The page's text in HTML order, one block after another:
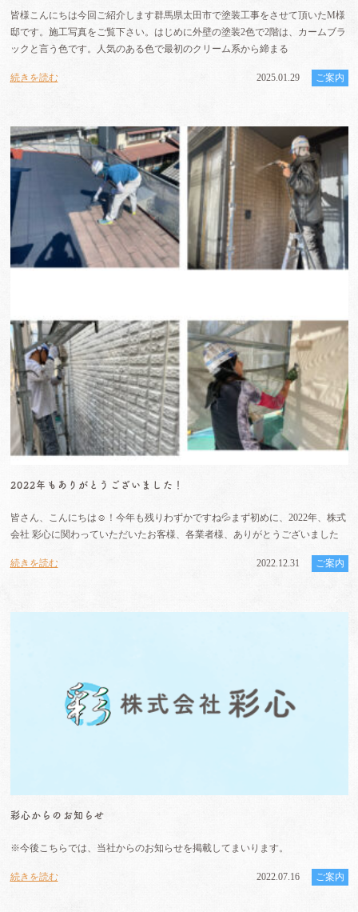
皆様こんにちは今回ご紹介します群馬県太田市で塗装工事をさせて頂いたM様
邸です。施工写真をご覧下さい。はじめに外壁の塗装2色で2階は、カームブラ
ックと言う色です。人気のある色で最初のクリーム系から締まる
続きを読む 2025.01.29 ご案内
2022年もありがとうございました！
皆さん、こんにちは☺️！今年も残りわずかですね💦まず初めに、2022年、株式
会社 彩心に関わっていただいたお客様、各業者様、ありがとうございました
続きを読む 2022.12.31 ご案内
彩心からのお知らせ
※今後こちらでは、当社からのお知らせを掲載してまいります。
続きを読む 2022.07.16 ご案内